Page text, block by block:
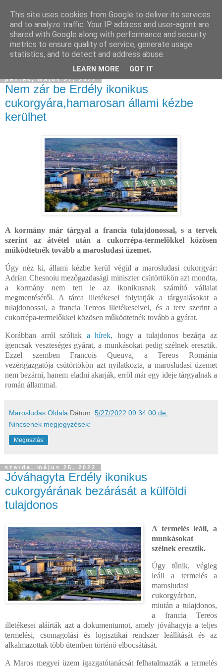
péntek, május 27, 2022
Nem zár be Erdély ikonikus
cukorgyára,hamarosan állami kézbe
kerülhet
A kormány már tárgyal a francia tulajdonossal, s a tervek
szerint az átvétel után a cukorrépa-termelőkkel közösen
működtetnék tovább a marosludasi üzemet.
Úgy néz ki, állami kézbe kerül végül a marosludasi cukorgyár:
Adrian Chesnoiu mezőgazdasági miniszter csütörtökön azt mondta,
a kormány nem tett le az ikonikusnak számító vállalat
megmentéséről. A tárca illetékesei folytatják a tárgyalásokat a
tulajdonossal, a francia Tereos illetékeseivel, és a terv szerint a
cukorrépa-termelőkkel közösen működtetnék tovább a gyárat.
Korábban arról szóltak a hírek, hogy a tulajdonos bezárja az
igencsak veszteséges gyárat, a munkásokat pedig szélnek eresztik.
Ezzel szemben Francois Queuva, a Tereos Románia
vezérigazgatója csütörtökön azt nyilatkozta, a marosludasi üzemet
nem bezárni, hanem eladni akarják, erről már egy ideje tárgyalnak a
román állammal.
Marosludas Oldala Dátum: 5/27/2022 09:34:00 de.
Nincsenek megjegyzések:
Megosztás
szerda, május 25, 2022
Jóváhagyta Erdély ikonikus
cukorgyárának bezárását a külföldi
tulajdonos
A termelés leáll, a
munkásokat
szélnek eresztik.
Úgy tűnik, végleg
leáll a termelés a
marosludasi
cukorgyárban,
miután a tulajdonos,
a francia Tereos
illetékesei aláírták azt a dokumentumot, amely jóváhagyja a teljes
termelési, csomagolási és logisztikai rendszer leállítását és az
alkalmazottak több ütemben történő elbocsátását.
A Maros megyei üzem igazgatótanácsát felhatalmazták a termelés
This site uses cookies from Google to deliver its services
and to analyze traffic. Your IP address and user-agent are
shared with Google along with performance and security
metrics to ensure quality of service, generate usage
statistics, and to detect and address abuse.
LEARN MORE GOT IT